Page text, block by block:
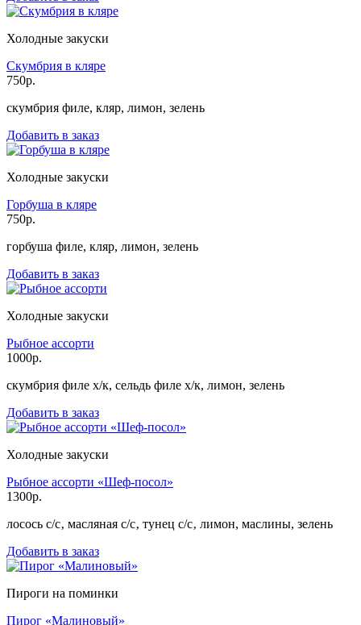
Холодные закуски
Скумбрия в кляре
750р.
скумбрия филе, кляр, лимон, зелень
Добавить в заказ
Холодные закуски
Горбуша в кляре
750р.
горбуша филе, кляр, лимон, зелень
Добавить в заказ
Холодные закуски
Рыбное ассорти
1000р.
скумбрия филе x/к, сельдь филе x/к, лимон, зелень
Добавить в заказ
Холодные закуски
Рыбное ассорти «Шеф-посол»
1300р.
лосось с/с‚ масляная с/с‚ тунец с/с‚ лимон, маслины, зелень
Добавить в заказ
Пироги на поминки
Пирог «Малиновый»